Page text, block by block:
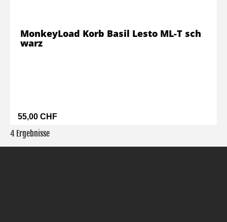
55,00 CHF
MonkeyLoad Korb Basil Lesto ML-T sch
warz
4 Ergebnisse